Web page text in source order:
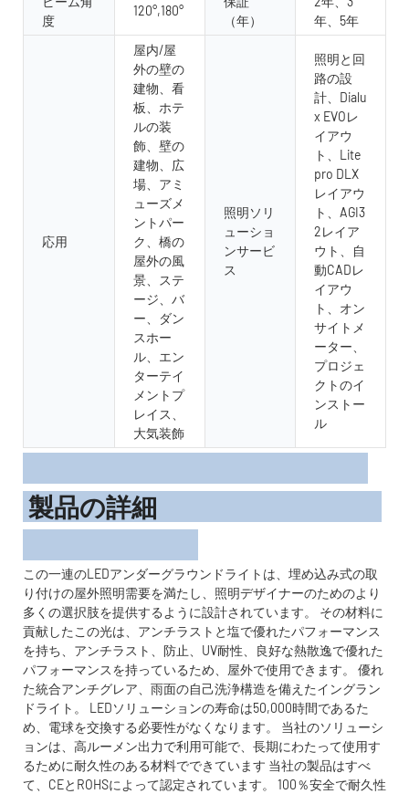
度
120°,180°
（年）
年、5年
応用
屋内/屋
外の壁の
建物、看
板、ホテ
ルの装
飾、壁の
建物、広
場、アミ
ューズメ
ントパー
ク、橋の
屋外の風
景、ステ
ージ、バ
ー、ダン
スホー
ル、エン
ターテイ
メントプ
レイス、
大気装飾
照明ソリ
ューショ
ンサービ
ス
照明と回
路の設
計、Dialu
x EVOレ
イアウ
ト、Lite
pro DLX
レイアウ
ト、AGI3
2レイア
ウト、自
動CADレ
イアウ
ト、オン
サイトメ
ーター、
プロジェ
クトのイ
ンストー
ル
製品の詳細
この一連のLEDアンダーグラウンドライトは、埋め込み式の取
り付けの屋外照明需要を満たし、照明デザイナーのためのより
多くの選択肢を提供するように設計されています。 その材料に
貢献したこの光は、アンチラストと塩で優れたパフォーマンス
を持ち、アンチラスト、防止、UV耐性、良好な熱散逸で優れた
パフォーマンスを持っているため、屋外で使用できます。 優れ
た統合アンチグレア、雨面の自己洗浄構造を備えたイングラン
ドライト。 LEDソリューションの寿命は50,000時間であるた
め、電球を交換する必要性がなくなります。 当社のソリューシ
ョンは、高ルーメン出力で利用可能で、長期にわたって使用す
るために耐久性のある材料でできています 当社の製品はすべ
て、CEとROHSによって認定されています。 100％安全で耐久性